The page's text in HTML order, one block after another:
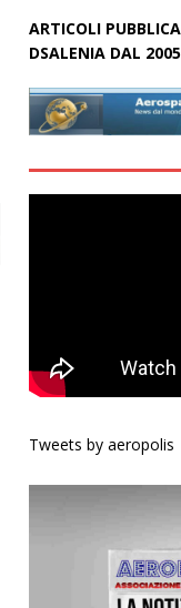
ARTICOLI
DSALENIA DAL
Tweets by aeropolis